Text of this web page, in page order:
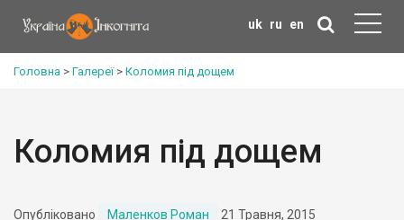
uk ru en
Головна > Галереї> Коломия під дощем
Коломия під дощем
Опубліковано Маленков Роман 21 Травня, 2015